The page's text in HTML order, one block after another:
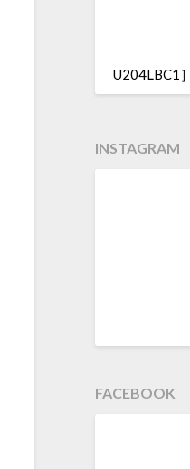
U204LBC1］
INSTAGRAM
FACEBOOK